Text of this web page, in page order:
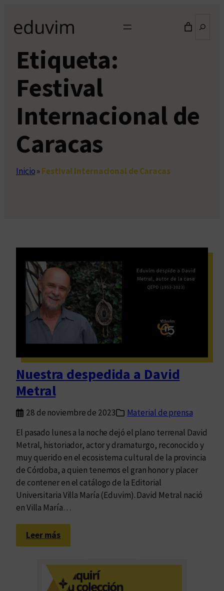
contenido
Etiqueta:
Festival
Internacional de
Caracas
Inicio»Festival Internacional de Caracas
Nuestra despedida a David
Metral
28 de noviembre de 2023
Material de prensa
El pasado lunes a la noche dejó el plano terrenal David
Metral, historiador, actor y dramaturgo, reconocido y
muy querido en el ecosistema cultural de la provincia
de Córdoba, a quien tenemos el gran honor y placer
de contener en el catálogo de la Editorial
Universitaria Villa María (Eduvim). David Metral nació
en Villa María…
Leer más:
N
s